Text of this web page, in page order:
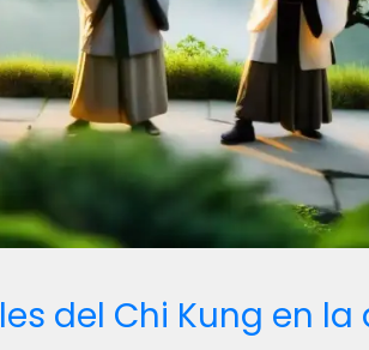
del Chi Kung en